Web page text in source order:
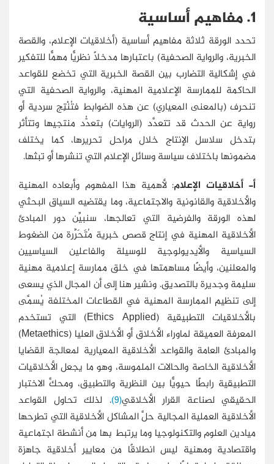
1. مفاهيم أساسية
تحدد الورقة ثلاثة مفاهيم أساسية (أخلاقيات الإعلام، والقصة
الخبرية، والرواية الصحفية) باعتبارها مدخلًا نظريًّا مهمًّا للتفكير
في إشكالية التضارب بين القصة الخبرية التي تخضع للقواعد
الحاكمة للممارسة الإعلامية المهنية، والرواية الصحفية التي
تنحرف (بالمعنى المعياري) عن هذه الضوابط فتُنْتِج سردية أو
رواية عن الحدث قد تتعدَّد (الروايات) بتعدُّد منتجيها وتتأثر
بتدخل سلاسل الإنتاج خلال مراحل تحريرها، كما يختلف
مضمونها باختلاف سياسة وسائل الإعلام التي تنشرها أو تبثها.
أ- أخلاقيات الإعلام: لأهمية هذا المفهوم وأبعاده المهنية
والأخلاقية والقانونية والاجتماعية، وما يقتضيه السياق البحثي
لهذه الورقة والفرضية التي تعالجها، سنبيِّن دور المبادئ
الأخلاقية المهنية في إنتاج قصص خبرية مُتَحَرِّرة من الضغوط
السياسية والأيديولوجية للوسيلة والفاعلين السياسيين
والمعلنين، وأيضًا مساهمتها في خلق ممارسة إعلامية مهنية
سليمة وجديرة بالتصديق. ونشير هنا إلى أن المجال الذي يسعى
إلى تنظيم الممارسة المهنية في القطاعات المختلفة يُسمَّى
بالأخلاقيات التطبيقية (Applied
Ethics) التي تستخدم
المعرفة العميقة لماوراء الأخلاق أو الأخلاق العليا (Metaethics
)
والمبادئ العامة والقواعد الأخلاقية المعيارية لمعالجة القضايا
الأخلاقية الخاصة والحالات الملموسة، وهو ما يجعل الأخلاقيات
التطبيقية رابطًا حيويًّا بين النظرية والتطبيق، ومحكَّ الاختبار
الحقيقي لصناعة القرار الأخلاقي(9) . لذلك تحاول القواعد
الأخلاقية العملية المجالية حلَّ المشاكل الأخلاقية التي تطرحها
ميادين العلوم والتكنولوجيا وما يرتبط بها من أنشطة اجتماعية
واقتصادية ومهنية ليس انطلاقًا من معايير أخلاقية جاهزة